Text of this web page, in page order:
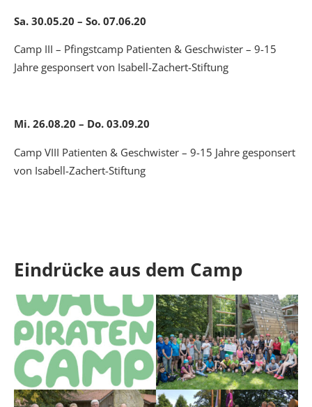
Sa. 30.05.20 – So. 07.06.20
Camp III – Pfingstcamp Patienten & Geschwister – 9-15
Jahre gesponsert von Isabell-Zachert-Stiftung
Mi. 26.08.20 – Do. 03.09.20
Camp VIII Patienten & Geschwister – 9-15 Jahre gesponsert
von Isabell-Zachert-Stiftung
Eindrücke aus dem Camp